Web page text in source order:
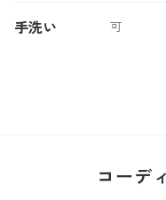
手洗い 可
コーデ